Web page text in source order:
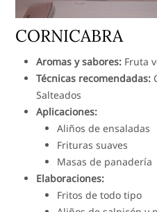
CORNICABRA
Aromas y sabores: Fruta
Técnicas recomendadas:
Salteados
Aplicaciones:
Aliños de ensaladas
Frituras suaves
Masas de panadería
Elaboraciones:
Fritos de todo tipo